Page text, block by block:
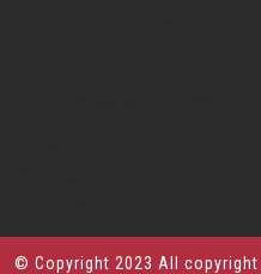
© Copyright 2023 All copyright